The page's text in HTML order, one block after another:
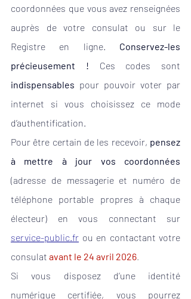
coordonnées que vous avez renseignées
auprès de votre consulat ou sur le
Registre en ligne. Conservez-les
précieusement ! Ces codes
indispensables pour pouvoir voter par
internet si vous choisissez ce mode
d’authentification.
Pour être certain de les recevoir, pensez
à mettre à jour vos coordonnées
(adresse de messagerie et numéro de
téléphone portable propres à chaque
service-public.fr ou en contactant votre
consulat avant le 24 avril 2026.
Si vous disposez d’une identité
numérique certifiée, vous pourrez